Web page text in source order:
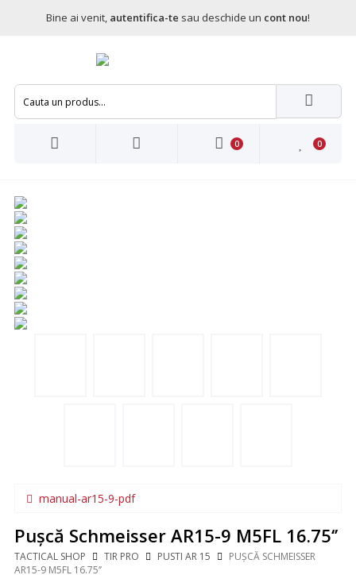
Bine ai venit, autentifica-te sau deschide un cont nou!
0 0
manual-ar15-9-pdf
Pușcă Schmeisser AR15-9 M5FL 16.75​‘’
TACTICAL SHOP TIR PRO PUSTI AR 15
PUȘCĂ SCHMEISSER
AR15-9 M5FL 16.75​‘’